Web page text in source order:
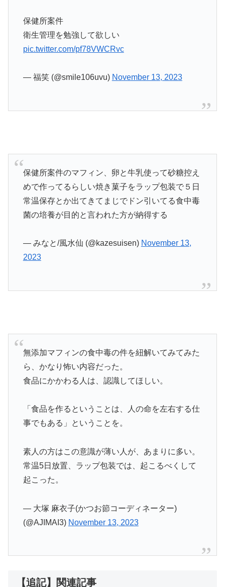
保健所案件
衛生管理を勉強して欲しい
pic.twitter.com/pf78VWCRvc
— 福笑 (@smile106uvu) November 13, 2023
保健所案件のマフィン、卵と牛乳使って砂糖控え
めで作ってるらしい焼き菓子をラップ包装で５日
常温保存とか出てきてまじでドン引いてる食中毒
菌の培養が目的と言われた方が納得する
— みなと/風水仙 (@kazesuisen) November 13,
2023
無添加マフィンの食中毒の件を紐解いてみてみた
ら、かなり怖い内容だった。
食品にかかわる人は、認識してほしい。
「食品を作るということは、人の命を左右する仕
事でもある」ということを。
素人の方はこの意識が薄い人が、あまりに多い。
常温5日放置、ラップ包装では、起こるべくして
起こった。
— 大塚 麻衣子(かつお節コーディネーター)
(@AJIMAI3) November 13, 2023
【追記】関連記事